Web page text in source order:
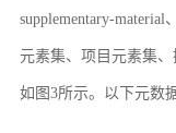
supplementary-
元素集、项目元素集
如图3所示。以下元数